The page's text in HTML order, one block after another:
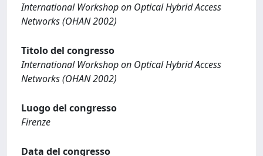
International Workshop on Optical Hybrid Access
Networks (OHAN 2002)
Titolo del congresso
International Workshop on Optical Hybrid Access
Networks (OHAN 2002)
Luogo del congresso
Firenze
Data del congresso